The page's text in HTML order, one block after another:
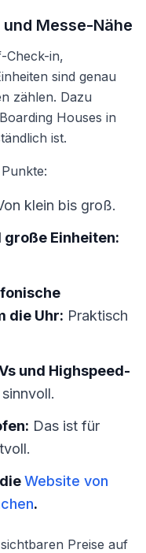
Messe-Nähe
Check-in,
sind genau
zählen. Dazu
Houses in
ist.
klein bis groß.
Einheiten:
die Uhr: Praktisch
und Highspeed-
Das ist für
Website von
.
Preise auf